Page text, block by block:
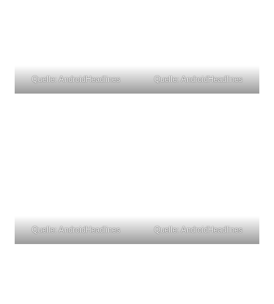
Quelle: AndroidHeadlines Quelle: AndroidHeadlines
Quelle: AndroidHeadlines Quelle: AndroidHeadlines